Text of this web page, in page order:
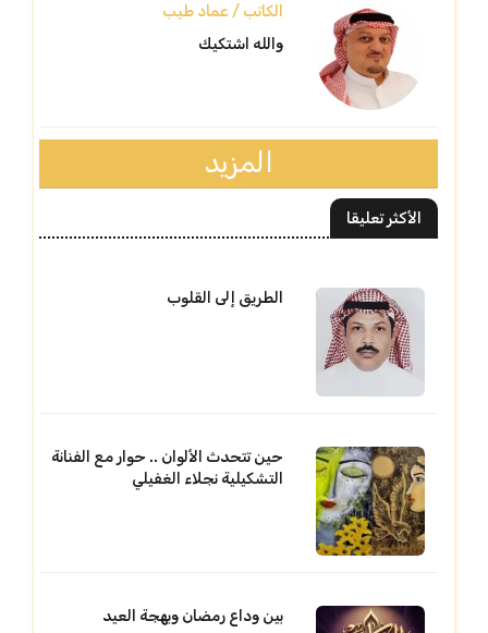
الكاتب / عماد طيب
والله اشتكيك
المزيد
الأكثر تعليقا
الطريق إلى القلوب
حين تتحدث الألوان .. حوار مع الفنانة
التشكيلية نجلاء الغفيلي
بين وداع رمضان وبهجة العيد